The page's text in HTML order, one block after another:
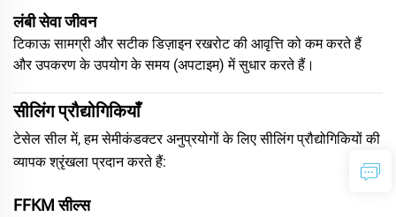
लंबी सेवा जीवन
टिकाऊ सामग्री और सटीक डिज़ाइन रखरोट की आवृत्ति को कम करते हैं
और उपकरण के उपयोग के समय (अपटाइम) में सुधार करते हैं।
सीलिंग प्रौद्योगिकियाँ
टेसेल सील में, हम सेमीकंडक्टर अनुप्रयोगों के लिए सीलिंग प्रौद्योगिकियों की
व्यापक श्रृंखला प्रदान करते हैं:
FFKM सील्स